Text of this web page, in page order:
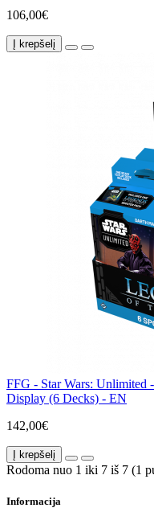
106,00€
Į krepšelį
FFG - Star Wars: Unlimited
Display (6 Decks) - EN
142,00€
Į krepšelį
Rodoma nuo 1 iki 7 iš 7 (1
Informacija